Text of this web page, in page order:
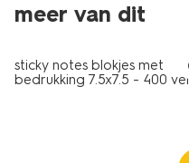
meer van dit
sticky notes blokjes met
bedrukking 7.5x7.5 - 400 vel